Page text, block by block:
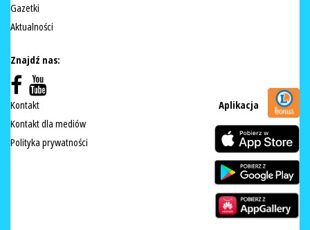
Gazetki
Aktualności
Znajdź nas:
Kontakt
Kontakt dla mediów
Polityka prywatności
Aplikacja